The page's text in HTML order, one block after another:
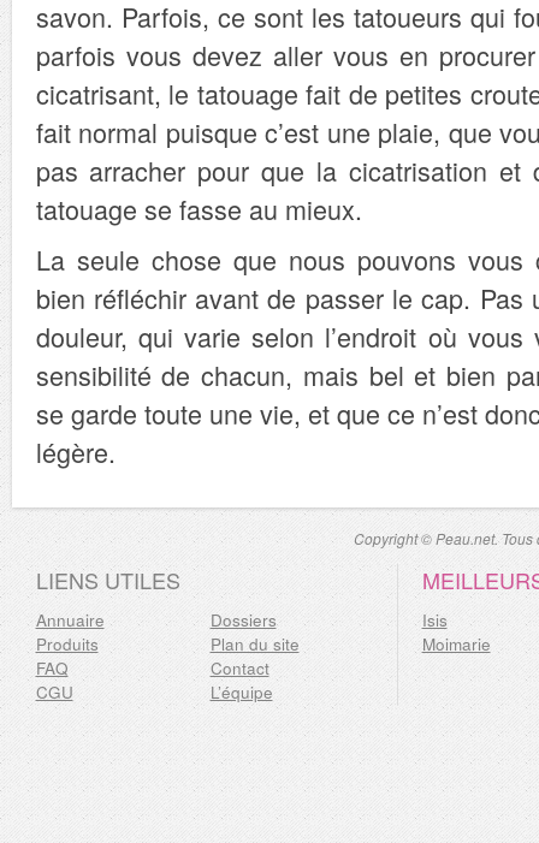
savon. Parfois, ce sont les tatoueurs qui
parfois vous devez aller vous en
cicatrisant, le tatouage fait de petites
fait normal puisque c’est une plaie, que
pas arracher pour que la cicatrisation et
tatouage se fasse au mieux.
La seule chose que nous pouvons vous
bien réfléchir avant de passer le cap. Pas
douleur, qui varie selon l’endroit où
sensibilité de chacun, mais bel et bien
se garde toute une vie, et que ce n’est
légère.
Copyright © Peau.net.
LIENS UTILES
Annuaire
Dossiers
Produits
Plan du site
FAQ
Contact
CGU
L’équipe
Isis
Moimarie